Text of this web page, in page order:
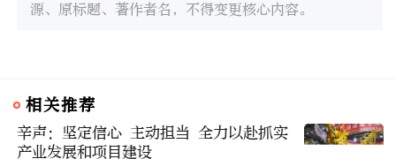
源、原标题、著作者名，不得变更核心内容。
相关推荐
辛声：坚定信心 主动担当 全力以赴抓实
产业发展和项目建设